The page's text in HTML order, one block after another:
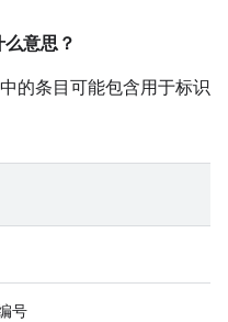
意思？
的条目可能包含用于标识
号